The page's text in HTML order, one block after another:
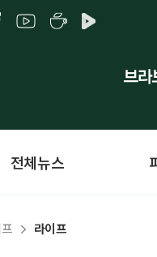
전체뉴스
라이프